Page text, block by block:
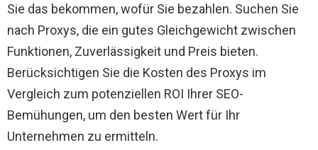
Sie das bekommen, wofür Sie bezahlen. Suchen Sie
nach Proxys, die ein gutes Gleichgewicht zwischen
Funktionen, Zuverlässigkeit und Preis bieten.
Berücksichtigen Sie die Kosten des Proxys im
Vergleich zum potenziellen ROI Ihrer SEO-
Bemühungen, um den besten Wert für Ihr
Unternehmen zu ermitteln.